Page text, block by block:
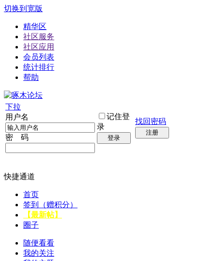
切换到宽版
精华区
社区服务
社区应用
会员列表
统计排行
帮助
下拉
用户名
密 码
记住登
录
登录
找回密码
注册
快捷通道
首页
签到（赠积分）
【最新帖】
圈子
随便看看
我的关注